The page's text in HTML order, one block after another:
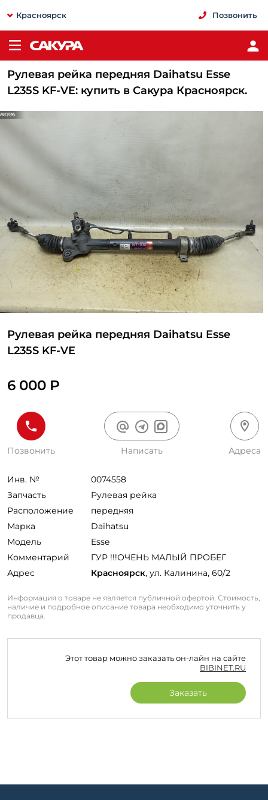
Красноярск Позвонить
Рулевая рейка передняя Daihatsu Esse
L235S KF-VE: купить в Сакура Красноярск.
Рулевая рейка передняя Daihatsu Esse
L235S KF-VE
6 000 Р
Позвонить Написать Адреса
Инв. №
0074558
Запчасть
Рулевая рейка
Расположение
передняя
Марка
Daihatsu
Модель
Esse
Комментарий
ГУР !!!ОЧЕНЬ МАЛЫЙ ПРОБЕГ
Адрес
Красноярск, ул. Калинина, 60/2
Информация о товаре не является публичной офертой. Стоимость,
наличие и подробное описание товара необходимо уточнить у
продавца.
Этот товар можно заказать он-лайн на сайте
BIBINET.RU
Заказать